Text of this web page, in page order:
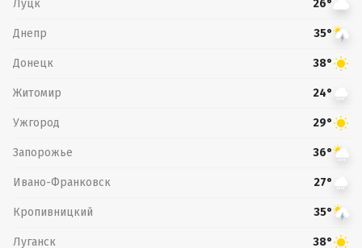
Луцк 26°
Днепр 35°
Донецк 38°
Житомир 24°
Ужгород 29°
Запорожье 36°
Ивано-Франковск 27°
Кропивницкий 35°
Луганск 38°